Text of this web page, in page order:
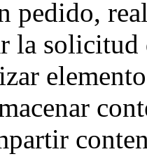
pedido,
la